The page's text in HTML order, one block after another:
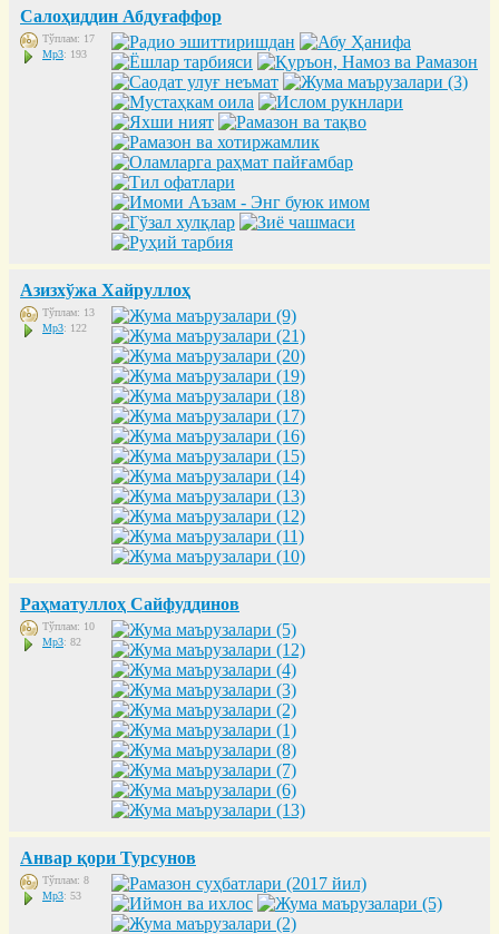
Салоҳиддин Абдуғаффор
Тўплам: 17
Mp3: 193
Азизхўжа Хайруллоҳ
Тўплам: 13
Mp3: 122
Раҳматуллоҳ Сайфуддинов
Тўплам: 10
Mp3: 82
Анвар қори Турсунов
Тўплам: 8
Mp3: 53